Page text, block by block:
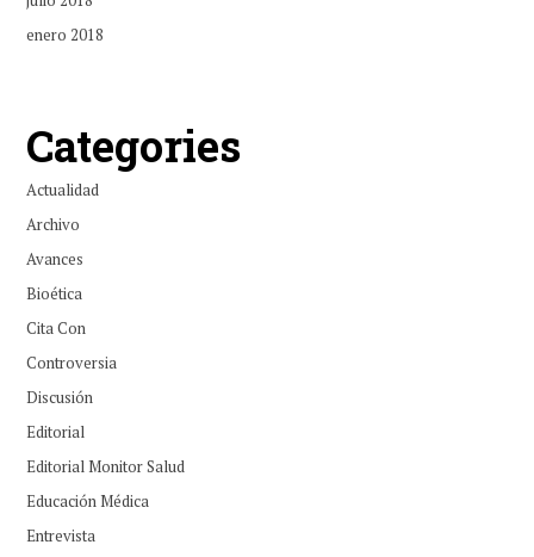
enero 2018
Categories
Actualidad
Archivo
Avances
Bioética
Cita Con
Controversia
Discusión
Editorial
Editorial Monitor Salud
Educación Médica
Entrevista